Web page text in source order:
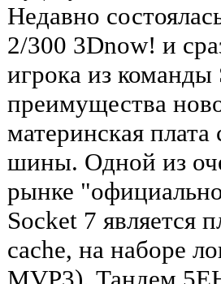
Недавно
2/300 3Dnow! и
игрока из
преимущества
материнская
шины. Одной из
рынке
Socket 7 является
cache, на наборе